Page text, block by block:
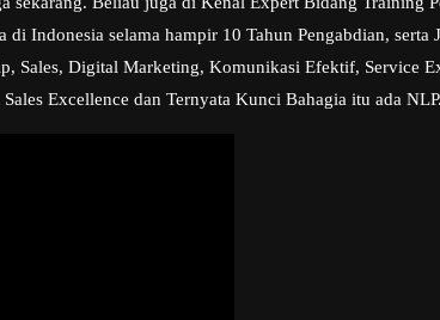
Indonesia selama hampir 10 Tahun Pengabdian,
Sales, Digital Marketing, Komunikasi Efektif, Service
Excellence dan Ternyata Kunci Bahagia itu ada NLP.